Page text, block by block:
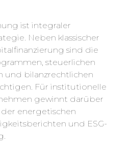
ist integraler
Neben klassischer
sind die
steuerlichen
und bilanzrechtlichen
Für institutionelle
gewinnt darüber
energetischen
und ESG-